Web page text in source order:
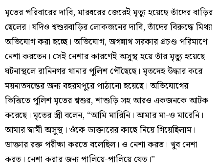
মৃতের পরিবারের দাবি, মারধরের জেরেই মৃত্যু হয়েছে তাঁদের বাড়ির
ছেলের। যদিও শ্বশুরবাড়ির লোকজনের দাবি, তাঁদের বিরুদ্ধে মিথ্যা
অভিযোগ করা হচ্ছে। অভিযোগ, জগন্নাথ সরকার প্রচণ্ড পরিমাণে
নেশা করতেন। সেই নেশার কারণেই অসুস্থ হয়ে তাঁর মৃত্যু হয়েছে।
ঘটনাস্থলে রানিনগর থানার পুলিশ পৌঁছেছে। মৃতদেহ উদ্ধার করে
ময়নাতদন্তের জন্য বহরমপুরে পাঠানো হয়েছে। অভিযোগের
ভিত্তিতে পুলিশ মৃতের শ্বশুর, শাশুড়ি সহ আরও একজনকে আটক
করেছে। মৃতের স্ত্রী বলেন, “আমি মারিনি। আমার মা-ও মারেনি।
আমার স্বামী অসুস্থ। ওঁকে ডাক্তারের কাছে নিয়ে গিয়েছিলাম।
ডাক্তার রক্ত পরীক্ষা করতে বলেছিল। ও নেশা করত। খুব নেশা
করত। নেশা করার জন্য পালিয়ে-পালিয়ে যেত।”